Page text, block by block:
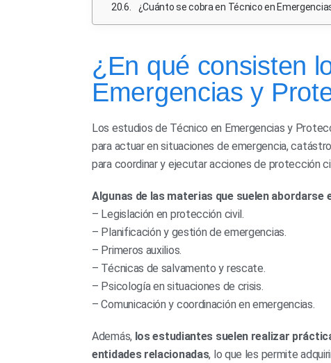
¿Cuánto se cobra en Técnico en
¿En qué consisten
Emergencias y
Los estudios de Técnico en Emergencias y
para actuar en situaciones de emergencia,
para coordinar y ejecutar acciones de protección
Algunas de las materias que suelen abordarse
– Legislación en protección civil.
– Planificación y gestión de emergencias.
– Primeros auxilios.
– Técnicas de salvamento y rescate.
– Psicología en situaciones de crisis.
– Comunicación y coordinación en emergencias.
Además, los estudiantes suelen realizar
entidades relacionadas, lo que les permite